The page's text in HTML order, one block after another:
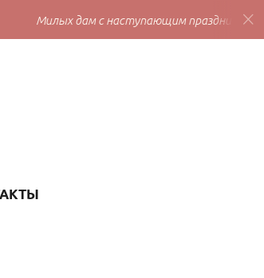
Милых дам с наступающим праздником!